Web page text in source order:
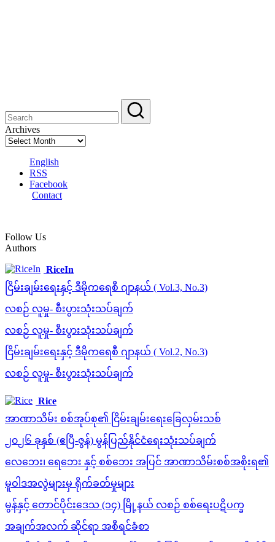
Archives
English
RSS
Facebook
Contact
Follow Us
Authors
RiceIn
ငြိမ်းချမ်းရေးနှင့် ဒီမိုကရေစီ ဂျာနယ် ( Vol.3, No.3)
လစဉ် လူမှု- စီးပွားသုံးသပ်ချက်
လစဉ် လူမှု- စီးပွားသုံးသပ်ချက်
ငြိမ်းချမ်းရေးနှင့် ဒီမိုကရေစီ ဂျာနယ် ( Vol.2, No.3)
လစဉ် လူမှု- စီးပွားသုံးသပ်ချက်
Rice
အာဏာသိမ်း စစ်အုပ်စု၏ ငြိမ်းချမ်းရေးခြေလှမ်းသစ်
၂၀၂၆ ခုနှစ် (ဧပြီ-ဇွန်) မွန်ပြည်နိုင်ငံရေးသုံးသပ်ချက်
လေဘေး၊ ရေဘေး နှင့် စစ်ဘေး အပြင် အာဏာသိမ်းစစ်အစိုးရ၏
မူဝါဒအလွဲများမှ ရိုက်ခတ်မှုများ
မွန်နှင့် တောင်ပိုင်းဒေသ (၁၄) မြို့နယ် လစဉ် စစ်ရေးပဋိပက္ခ
အချက်အလက် ဆိုင်ရာ အစီရင်ခံစာ